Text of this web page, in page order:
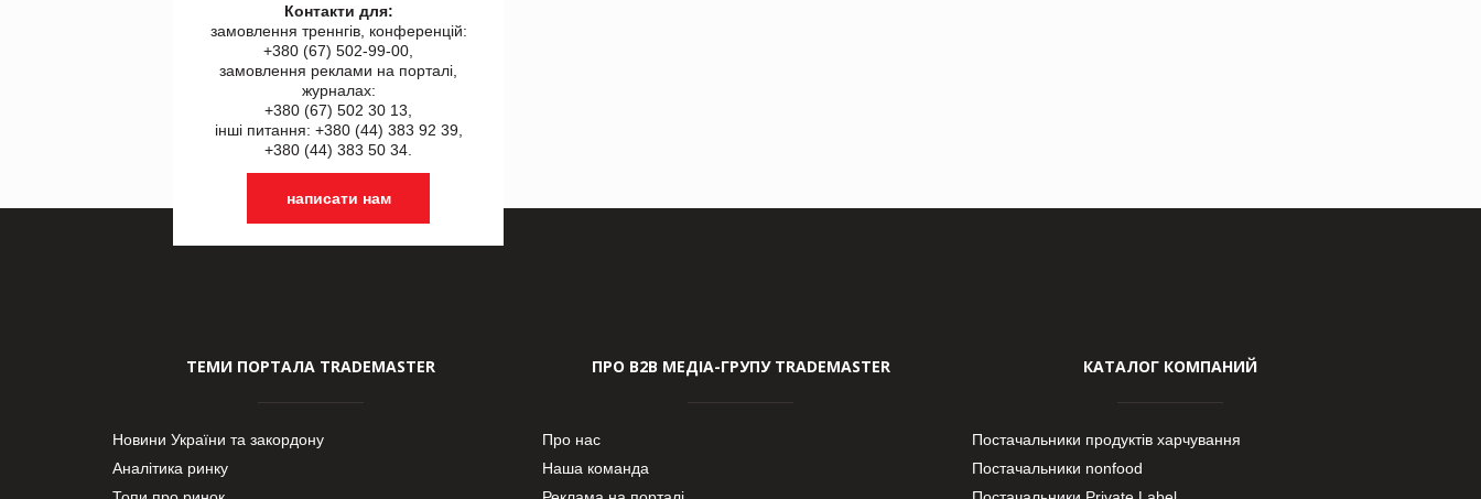
Контакти для:
замовлення треннгів, конференцій:
+380 (67) 502-99-00,
замовлення реклами на порталі,
журналах:
+380 (67) 502 30 13,
інші питання: +380 (44) 383 92 39,
+380 (44) 383 50 34.
написати нам
ТЕМИ ПОРТАЛА TRADEMASTER
Новини України та закордону
Аналітика ринку
ПРО В2В МЕДІА-ГРУПУ TRADEMASTER
Про нас
Наша команда
КАТАЛОГ КОМПАНИЙ
Постачальники продуктів харчування
Постачальники nonfood